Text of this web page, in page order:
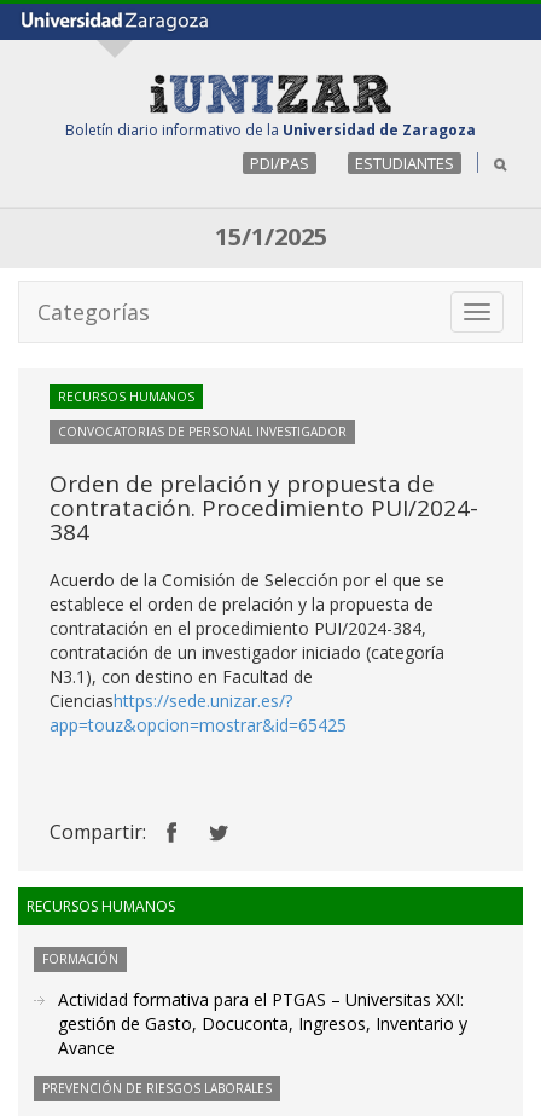
Boletín diario informativo de la Universidad de Zaragoza
PDI/PAS ESTUDIANTES
15/1/2025
Toggle
Categorías
RECURSOS HUMANOS
CONVOCATORIAS DE PERSONAL INVESTIGADOR
Orden de prelación y propuesta de
contratación. Procedimiento PUI/2024-
384
Acuerdo de la Comisión de Selección por el que se
establece el orden de prelación y la propuesta de
contratación en el procedimiento PUI/2024-384,
contratación de un investigador iniciado (categoría
N3.1), con destino en Facultad de
Cienciashttps://sede.unizar.es/?
app=touz&opcion=mostrar&id=65425
Compartir:
RECURSOS HUMANOS
FORMACIÓN
Actividad formativa para el PTGAS – Universitas XXI:
gestión de Gasto, Docuconta, Ingresos, Inventario y
Avance
PREVENCIÓN DE RIESGOS LABORALES